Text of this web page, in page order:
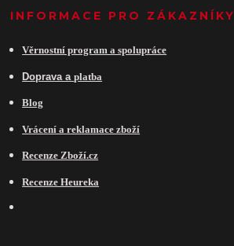
INFORMACE PRO ZÁKAZNÍKY
Věrnostní program a spolupráce
Doprava aplatba
Blog
Vrácení a reklamace zboží
Recenze Zboží.cz
Recenze Heureka